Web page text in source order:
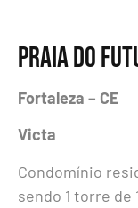
PRAIA DO
Fortaleza – CE
Victa
Condomínio
sendo 1 torre de